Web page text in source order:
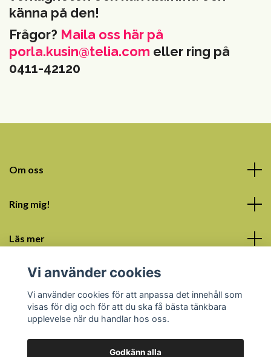
känna på den!
Frågor? Maila oss här på
porla.kusin@telia.com eller ring på
0411-42120
Om oss
Ring mig!
Läs mer
Sociala medier
Vi använder cookies
Vi använder cookies för att anpassa det innehåll som
visas för dig och för att du ska få bästa tänkbara
upplevelse när du handlar hos oss.
Godkänn alla